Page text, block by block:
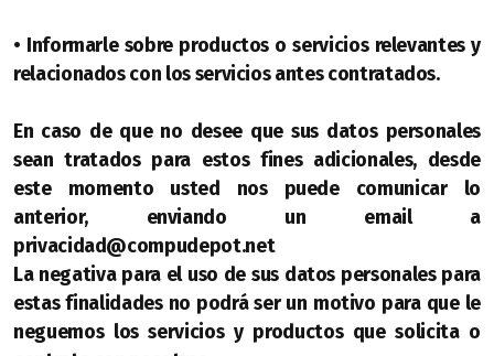
• Informarle sobre productos o servicios relevantes y
relacionados con los servicios antes contratados.
En caso de que no desee que sus datos personales
sean tratados para estos fines adicionales, desde
este momento usted nos puede comunicar lo
anterior, enviando un email a
privacidad@compudepot.net
La negativa para el uso de sus datos personales para
estas finalidades no podrá ser un motivo para que le
neguemos los servicios y productos que solicita o